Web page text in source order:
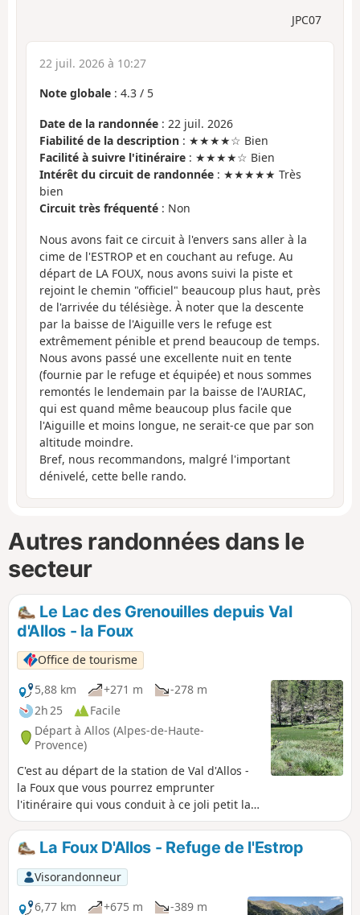
JPC07
22 juil. 2026 à 10:27
Note globale : 4.3 / 5
Date de la randonnée : 22 juil. 2026
Fiabilité de la description : ★★★★☆ Bien
Facilité à suivre l'itinéraire : ★★★★☆ Bien
Intérêt du circuit de randonnée : ★★★★★ Très
bien
Circuit très fréquenté : Non
Nous avons fait ce circuit à l'envers sans aller à la
cime de l'ESTROP et en couchant au refuge. Au
départ de LA FOUX, nous avons suivi la piste et
rejoint le chemin "officiel" beaucoup plus haut, près
de l'arrivée du télésiège. À noter que la descente
par la baisse de l'Aiguille vers le refuge est
extrêmement pénible et prend beaucoup de temps.
Nous avons passé une excellente nuit en tente
(fournie par le refuge et équipée) et nous sommes
remontés le lendemain par la baisse de l'AURIAC,
qui est quand même beaucoup plus facile que
l'Aiguille et moins longue, ne serait-ce que par son
altitude moindre.
Bref, nous recommandons, malgré l'important
dénivelé, cette belle rando.
Autres randonnées dans le
secteur
Le Lac des Grenouilles depuis Val
d'Allos - la Foux
Office de tourisme
5,88 km
+271 m
-278 m
2h 25
Facile
Départ à Allos (Alpes-de-Haute-
Provence)
C'est au départ de la station de Val d'Allos -
la Foux que vous pourrez emprunter
l'itinéraire qui vous conduit à ce joli petit lac
d'altitude, entouré de mélèzes.
La Foux D'Allos - Refuge de l'Estrop
Visorandonneur
6,77 km
+675 m -389 m